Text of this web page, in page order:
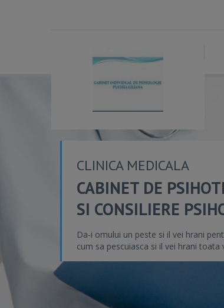
CLINICA MEDICALA
CABINET DE
SI CONSILIERE
Da-i omului un peste si il vei hrani
cum sa pescuiasca si il vei hrani toata